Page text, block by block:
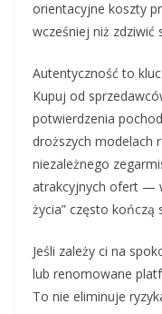
orientacyjne koszty
wcześniej niż zdziwić
Autentyczność to
Kupuj od
potwierdzenia
droższych modelach
niezależnego
atrakcyjnych ofert —
życia” często kończą
Jeśli zależy ci na
lub renomowane
To nie eliminuje